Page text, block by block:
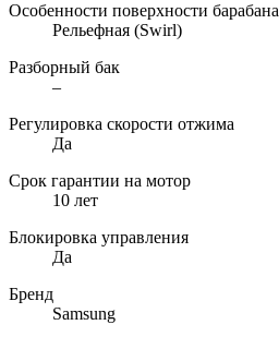
Особенности поверхности барабана
Рельефная (Swirl)
Разборный бак
–
Регулировка скорости отжима
Да
Срок гарантии на мотор
10 лет
Блокировка управления
Да
Бренд
Samsung